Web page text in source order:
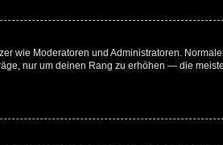
wie Moderatoren und Administratoren.
nur um deinen Rang zu erhöhen — die